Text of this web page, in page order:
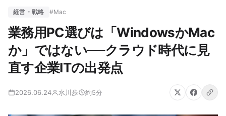
経営・戦略 #Mac
業務用PC選びは「WindowsかMac
か」ではない──クラウド時代に見
直す企業ITの出発点
2026.06.24 水川歩 約5分